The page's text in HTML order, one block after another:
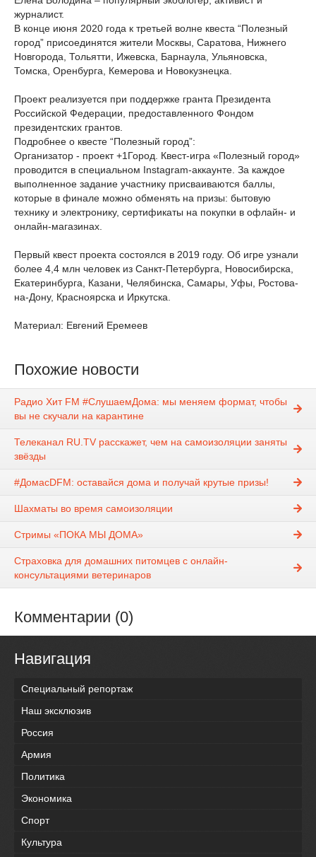
журналист.
В конце июня 2020 года к третьей волне квеста “Полезный
город” присоединятся жители Москвы, Саратова, Нижнего
Новгорода, Тольятти, Ижевска, Барнаула, Ульяновска,
Томска, Оренбурга, Кемерова и Новокузнецка.
Проект реализуется при поддержке гранта Президента
Российской Федерации, предоставленного Фондом
президентских грантов.
Подробнее о квесте “Полезный город”:
Организатор - проект +1Город. Квест-игра «Полезный город»
проводится в специальном Instagram-аккаунте. За каждое
выполненное задание участнику присваиваются баллы,
которые в финале можно обменять на призы: бытовую
технику и электронику, сертификаты на покупки в офлайн- и
онлайн-магазинах.
Первый квест проекта состоялся в 2019 году. Об игре узнали
более 4,4 млн человек из Санкт-Петербурга, Новосибирска,
Екатеринбурга, Казани, Челябинска, Самары, Уфы, Ростова-
на-Дону, Красноярска и Иркутска.
Материал: Евгений Еремеев
Похожие новости
Радио Хит FM #СлушаемДома: мы меняем формат, чтобы
вы не скучали на карантине
Телеканал RU.TV расскажет, чем на самоизоляции заняты
звёзды
#ДомасDFM: оставайся дома и получай крутые призы!
Шахматы во время самоизоляции
Стримы «ПОКА МЫ ДОМА»
Страховка для домашних питомцев с онлайн-
консультациями ветеринаров
Комментарии (0)
Навигация
Специальный репортаж
Наш эксклюзив
Россия
Армия
Политика
Экономика
Спорт
Культура